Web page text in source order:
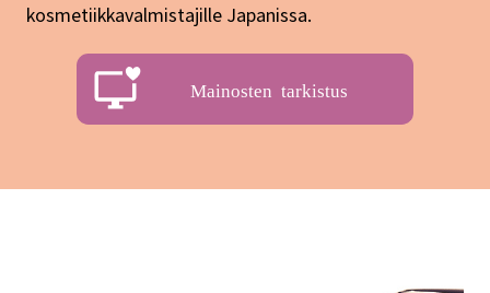
kosmetiikkavalmistajille Japanissa.
Mainosten tarkistus